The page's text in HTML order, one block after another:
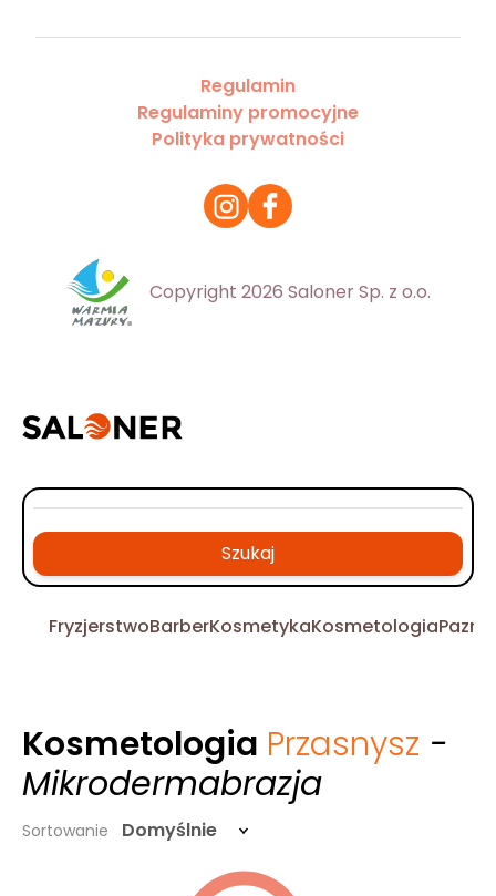
Regulamin
Regulaminy promocyjne
Polityka prywatności
Copyright 2026 Saloner Sp. z o.o.
Szukaj
FryzjerstwoBarberKosmetykaKosmetologia
Kosmetologia Przasnysz -
Mikrodermabrazja
Sortowanie Domyślnie